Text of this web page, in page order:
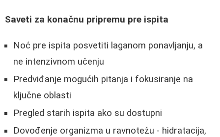
Saveti za konačnu pripremu pre ispita
Noć pre ispita posvetiti laganom ponavljanju, a
ne intenzivnom učenju
Predviđanje mogućih pitanja i fokusiranje na
ključne oblasti
Pregled starih ispita ako su dostupni
Dovođenje organizma u ravnotežu - hidratacija,